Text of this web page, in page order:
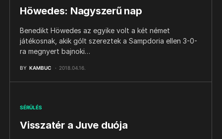
Höwedes: Nagyszerű nap
Benedikt Höwedes az egyike volt a két német
játékosnak, akik gólt szereztek a Sampdoria ellen 3-0-
ra megnyert bajnoki…
BY KAMBUC 2018.04.16.
SÉRÜLÉS
Visszatér a Juve duója